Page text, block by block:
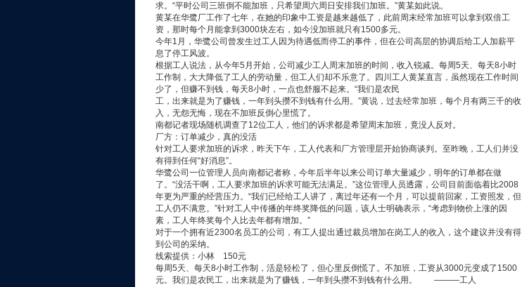
求。“平时公司三班倒不能加班，只希望周六周日安排我们加班。”黄某如此说。
黄某在华鹭厂工作了七年，在她的印象中工资是越来越低了，此前周末经常加班可以拿到双倍工
资，那时每个月能拿到3000块左右，如今没加班就只有1500多元。
今年1月，华鹭公司曾发生过工人因为待遇低而停工的事件，但在公司高层的协调后给工人加薪平
息了停工风波。
根据工人说法，从今年5月开始，公司减少工人周末加班的时间，收入锐减。每周5天、每天8小时
工作制，大大降低了工人的劳动量，但工人们却不乐意了。四川工人黄某直言，虽然现在工作时间
少了，但赚不到钱，每天8小时，一点也舒服不起来。“我们是农民
工，出来就是为了赚钱，一年到头攒不到钱有什么用。”黄说，过去经常加班，每个月有两三千的收
入，无怨无悔，现在不加班反倒心里慌了。
南都记者现场随机调查了12位工人，他们的诉求都是希望周末加班，竟没人反对。
厂方：订单减少，真的没活
针对工人要求加班的诉求，昨天下午，工人代表和厂方管理层开始协商谈判。至昨晚，工人们并没
有得到任何“好消息”。
华鹭公司一位管理人员向南都记者称，今年后半年以来公司订单大量减少，明年的订单都在做
了。“没活干啊，工人要求加班的诉求可能无法满足。”这位管理人员透露，公司目前面临着比2008
年更为严重的经营压力。“我们已经给工人讲了，离过年还有一个月，可以提前回家，工资照发，但
工人仍不满意。”针对工人中传播的年终奖降低的问题，该人士明确表示，“考虑到物价上涨的因
素，工人年终奖每个人比去年都有增加。”
对于一个拥有近2300名员工的公司，有工人提出通过裁员增加在岗工人的收入，这个建议并没有得
到公司的采纳。
线索提供：小林 150元
每周5天、每天8小时工作制，活是轻松了，但心里反倒慌了。不加班，工资从3000元变成了1500
元。我们是农民工，出来就是为了赚钱，一年到头攒不到钱有什么用。 ———工人